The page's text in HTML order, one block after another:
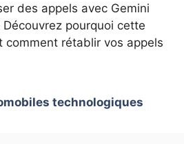
des appels avec Gemini
pourquoi cette
comment rétablir vos appels
technologiques